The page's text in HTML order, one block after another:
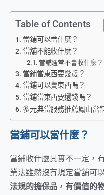
Table of Contents
當鋪可以當什麼？
當舖不能收什麼？
當舖通常不會收什麼？
當鋪當東西要幾歲？
當鋪可以賣東西嗎？
當鋪當東西要還錢嗎？
多元典當服務推薦鳳山當
當鋪可以當什麼？
當鋪收什麼其實不一定，
業法雖然沒有規定當舖可
法規的擔保品，有價值的